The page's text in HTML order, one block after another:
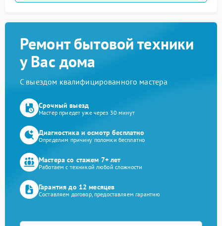
Ремонт бытовой техники
у Вас дома
С выездом квалифицированного мастера
Срочный выезд
Мастер приедет уже через 30 минут
Диагностика и осмотр бесплатно
Определим причину поломки бесплатно
Мастера со стажем 7+ лет
Работаем с техникой любой сложности
Гарантия до 12 месяцев
Составляем договор, предоставляем гарантию